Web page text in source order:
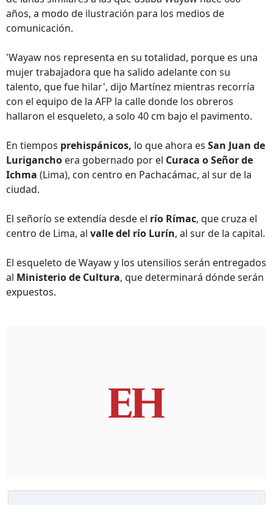
años, a modo de ilustración para los medios de
comunicación.
'Wayaw nos representa en su totalidad, porque es una
mujer trabajadora que ha salido adelante con su
talento, que fue hilar', dijo Martínez mientras recorría
con el equipo de la AFP la calle donde los obreros
hallaron el esqueleto, a solo 40 cm bajo el pavimento.
En tiempos prehispánicos, lo que ahora es San Juan de
Lurigancho era gobernado por el Curaca o Señor de
Ichma (Lima), con centro en Pachacámac, al sur de la
ciudad.
El señorío se extendía desde el río Rímac, que cruza el
centro de Lima, al valle del río Lurín, al sur de la capital.
El esqueleto de Wayaw y los utensilios serán entregados
al Ministerio de Cultura, que determinará dónde serán
expuestos.